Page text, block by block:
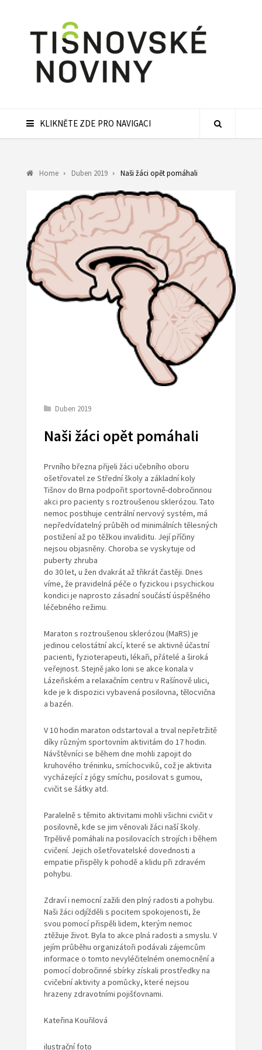
KLIKNĚTE ZDE PRO NAVIGACI
Home Duben 2019 Naši žáci opět pomáhali
Duben 2019
Naši žáci opět pomáhali
Prvního března přijeli žáci učebního oboru
ošetřovatel ze Střední školy a základní koly
Tišnov do Brna podpořit sportovně-dobročinnou
akci pro pacienty s roztroušenou sklerózou. Tato
nemoc postihuje centrální nervový systém, má
nepředvídatelný průběh od minimálních tělesných
postižení až po těžkou invaliditu. Její příčiny
nejsou objasněny. Choroba se vyskytuje od
puberty zhruba
do 30 let, u žen dvakrát až třikrát častěji. Dnes
víme, že pravidelná péče o fyzickou i psychickou
kondici je naprosto zásadní součástí úspěšného
léčebného režimu.
Maraton s roztroušenou sklerózou (MaRS) je
jedinou celostátní akcí, které se aktivně účastní
pacienti, fyzioterapeuti, lékaři, přátelé a široká
veřejnost. Stejně jako loni se akce konala v
Lázeňském a relaxačním centru v Rašínově ulici,
kde je k dispozici vybavená posilovna, tělocvična
a bazén.
V 10 hodin maraton odstartoval a trval nepřetržitě
díky různým sportovním aktivitám do 17 hodin.
Návštěvníci se během dne mohli zapojit do
kruhového tréninku, smíchocviků, což je aktivita
vycházející z jógy smíchu, posilovat s gumou,
cvičit se šátky atd.
Paralelně s těmito aktivitami mohli všichni cvičit v
posilovně, kde se jim věnovali žáci naší školy.
Trpělivě pomáhali na posilovacích strojích i během
cvičení. Jejich ošetřovatelské dovednosti a
empatie přispěly k pohodě a klidu při zdravém
pohybu.
Zdraví i nemocní zažili den plný radosti a pohybu.
Naši žáci odjížděli s pocitem spokojenosti, že
svou pomocí přispěli lidem, kterým nemoc
ztěžuje život. Byla to akce plná radosti a smyslu. V
jejím průběhu organizátoři podávali zájemcům
informace o tomto nevyléčitelném onemocnění a
pomocí dobročinné sbírky získali prostředky na
cvičební aktivity a pomůcky, které nejsou
hrazeny zdravotními pojišťovnami.
Kateřina Kouřilová
ilustrační foto